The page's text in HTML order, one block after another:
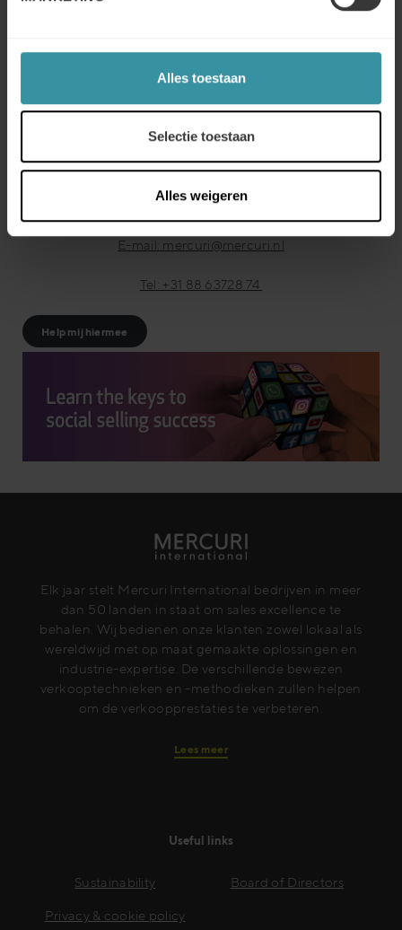
Alles toestaan
Selectie toestaan
Alles weigeren
Op basis van een bewezen succesvolle5 stappen
geloven hierbij in een aanpak die we afstemmen op uw
organisatie, medewerkers en marktomgeving. Onze
implementeren en meetbare resultaten te boeken.
E-mail: mercuri@mercuri.nl
Tel: +31 88 63728 74
Help mij hiermee
Elk jaar stelt Mercuri International bedrijven in meer
dan 50 landen in staat om sales excellence te
behalen. Wij bedienen onze klanten zowel lokaal als
wereldwijd met op maat gemaakte oplossingen en
industrie-expertise. De verschillende bewezen
verkooptechnieken en -methodieken zullen helpen
om de verkoopprestaties te verbeteren.
Lees meer
Useful links
Sustainability
Privacy & cookie policy
Board of Directors